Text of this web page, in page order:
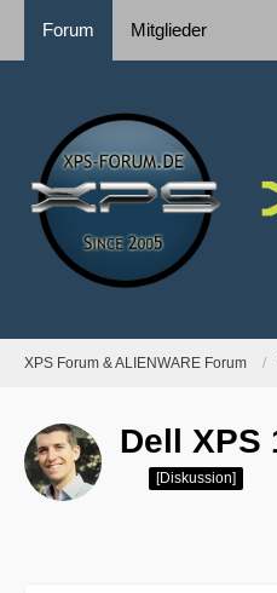
Forum Mitglieder
XPS Forum & ALIENWARE Forum
Dell XPS
[Diskussion]